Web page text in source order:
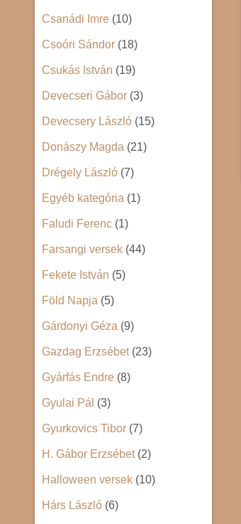
Csanádi Imre (10)
Csoóri Sándor (18)
Csukás István (19)
Devecseri Gábor (3)
Devecsery László (15)
Donászy Magda (21)
Drégely László (7)
Egyéb kategória (1)
Faludi Ferenc (1)
Farsangi versek (44)
Fekete István (5)
Föld Napja (5)
Gárdonyi Géza (9)
Gazdag Erzsébet(23)
Gyárfás Endre (8)
Gyulai Pál (3)
Gyurkovics Tibor (7)
H. Gábor Erzsébet(2)
Halloween versek (10)
Hárs László (6)